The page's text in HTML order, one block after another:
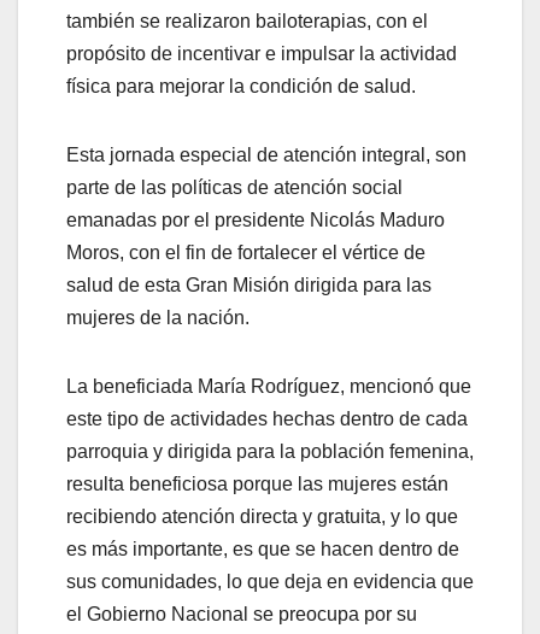
también se realizaron bailoterapias, con el
propósito de incentivar e impulsar la actividad
física para mejorar la condición de salud.
Esta jornada especial de atención integral, son
parte de las políticas de atención social
emanadas por el presidente Nicolás Maduro
Moros, con el fin de fortalecer el vértice de
salud de esta Gran Misión dirigida para las
mujeres de la nación.
La beneficiada María Rodríguez, mencionó que
este tipo de actividades hechas dentro de cada
parroquia y dirigida para la población femenina,
resulta beneficiosa porque las mujeres están
recibiendo atención directa y gratuita, y lo que
es más importante, es que se hacen dentro de
sus comunidades, lo que deja en evidencia que
el Gobierno Nacional se preocupa por su